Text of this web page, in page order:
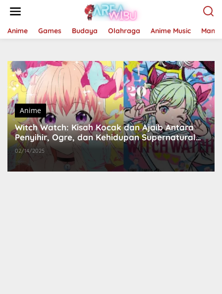
Anime Games Budaya Olahraga Anime Music
Anime
Witch Watch: Kisah Kocak dan Ajaib Antara
Penyihir, Ogre, dan Kehidupan Supernatural
yang Penuh Kekacauan
02/14/2025